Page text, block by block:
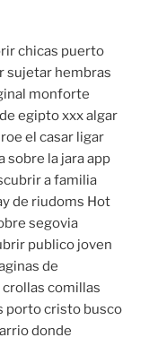
chicas puerto
sujetar hembras
monforte
egipto xxx algar
el casar ligar
sobre la jara app
a familia
de riudoms Hot
segovia
publico joven
de
comillas
porto cristo busco
donde